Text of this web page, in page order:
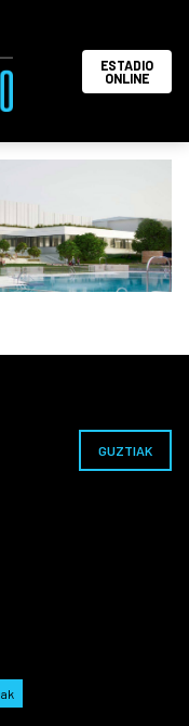
ESTADIO
ONLINE
GUZTIAK